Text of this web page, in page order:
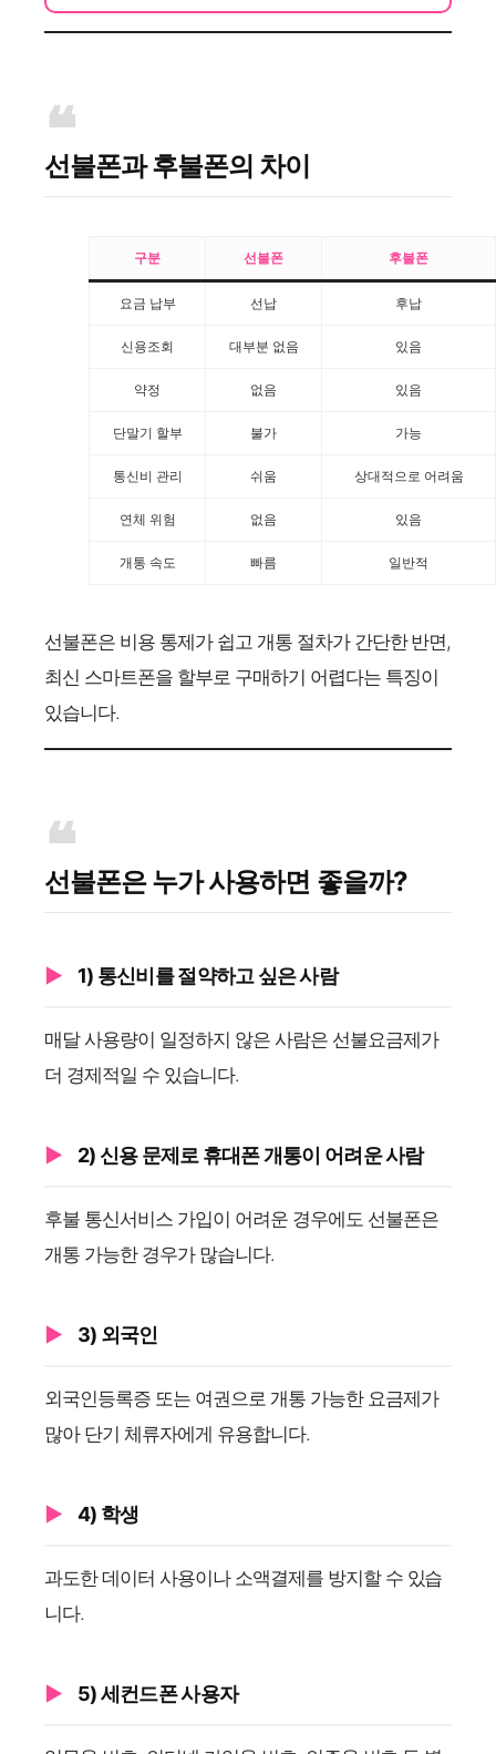
선불폰과 후불폰의 차이
구분 선불폰 후불폰
요금 납부 선납 후납
신용조회 대부분 없음 있음
약정 없음 있음
단말기 할부 불가 가능
통신비 관리 쉬움 상대적으로 어려움
연체 위험 없음 있음
개통 속도 빠름 일반적
선불폰은 비용 통제가 쉽고 개통 절차가 간단한 반면,
최신 스마트폰을 할부로 구매하기 어렵다는 특징이
있습니다.
선불폰은 누가 사용하면 좋을까?
1) 통신비를 절약하고 싶은 사람
매달 사용량이 일정하지 않은 사람은 선불요금제가
더 경제적일 수 있습니다.
2) 신용 문제로 휴대폰 개통이 어려운 사람
후불 통신서비스 가입이 어려운 경우에도 선불폰은
개통 가능한 경우가 많습니다.
3) 외국인
외국인등록증 또는 여권으로 개통 가능한 요금제가
많아 단기 체류자에게 유용합니다.
4) 학생
과도한 데이터 사용이나 소액결제를 방지할 수 있습
니다.
5) 세컨드폰 사용자